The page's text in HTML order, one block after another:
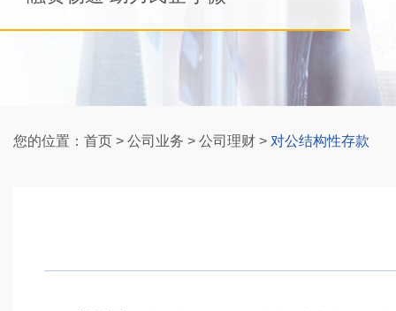
您的位置： 首页 > 公司业务 > 公司理财 > 对公结构性存款